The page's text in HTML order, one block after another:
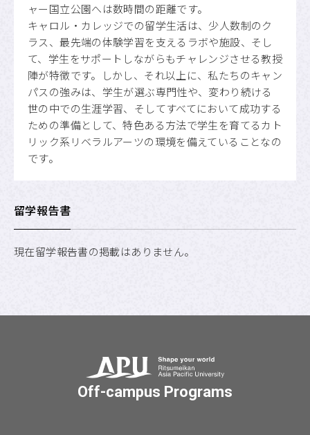
ャー国立公園へは数時間の距離です。
キャロル・カレッジでの留学生活は、少人数制のク
ラス、最先端の体験学習を支えるラボや施設、そし
て、学生をサポートしながらもチャレンジさせる教授
陣が特徴です。しかし、それ以上に、私たちのキャン
パスの強みは、学生が選ぶ専門性や、変わり続ける
世の中での生涯学習、そしてすべてにおいて成功する
ための準備として、特色ある方法で学生を育てるカト
リック系リベラルアーツの環境を備えていることなの
です。
留学報告書
現在留学報告書の掲載はありません。
Off-campus Programs